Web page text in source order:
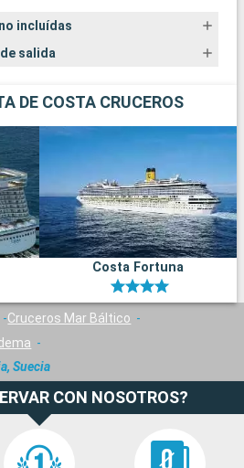
incluídas
salida
DE COSTA CRUCEROS
Costa Fortuna
Cruceros Mar Báltico
Suecia
CON NOSOTROS?